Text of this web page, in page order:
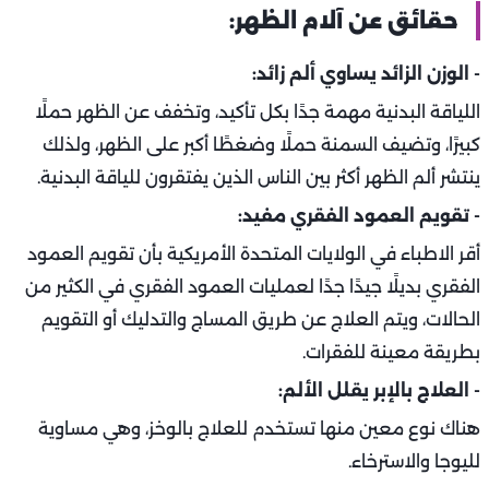
حقائق عن آلام الظهر:
- الوزن الزائد يساوي ألم زائد:
اللياقة البدنية مهمة جدًا بكل تأكيد، وتخفف عن الظهر حملًا
كبيرًا، وتضيف السمنة حملًا وضغطًا أكبر على الظهر، ولذلك
ينتشر ألم الظهر أكثر بين الناس الذين يفتقرون للياقة البدنية.
- تقويم العمود الفقري مفيد:
أقر الاطباء في الولايات المتحدة الأمريكية بأن تقويم العمود
الفقري بديلًا جيدًا جدًا لعمليات العمود الفقري في الكثير من
الحالات، ويتم العلاج عن طريق المساج والتدليك أو التقويم
بطريقة معينة للفقرات.
- العلاج بالإبر يقلل الألم:
هناك نوع معين منها تستخدم للعلاج بالوخز، وهي مساوية
لليوجا والاسترخاء.